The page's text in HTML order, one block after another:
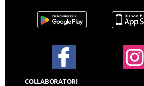
COLLABORATORI